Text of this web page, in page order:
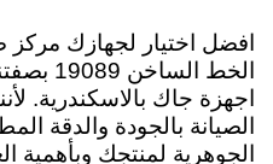
افضل اختيار لجهازك مركز
الخط
اجهزة جاك بالاسكندرية.
الصيانة بالجودة والدقة
الجوهرية لمنتجك وبأهمية